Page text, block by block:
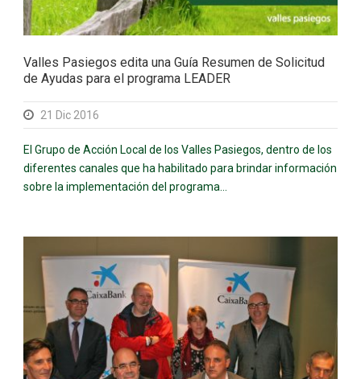
Valles Pasiegos edita una Guía Resumen de Solicitud
de Ayudas para el programa LEADER
21 Dic 2016
El Grupo de Acción Local de los Valles Pasiegos, dentro de los
diferentes canales que ha habilitado para brindar información
sobre la implementación del programa...